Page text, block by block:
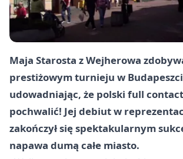
Maja Starosta z Wejherowa
prestiżowym turnieju w
udowadniając, że polski full
pochwalić! Jej debiut w
zakończył się spektakularnym
napawa dumą całe miasto.